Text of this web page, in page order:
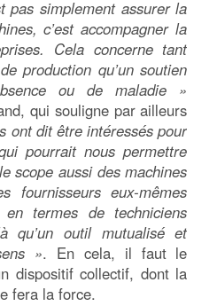
pas simplement assurer la
c’est accompagner la
Cela concerne tant
production qu’un soutien
ou de maladie »
qui souligne par ailleurs
ont dit être intéressés pour
pourrait nous permettre
scope aussi des machines
fournisseurs eux-mêmes
termes de techniciens
qu’un outil mutualisé et
». En cela, il faut le
dispositif collectif, dont la
fera la force.